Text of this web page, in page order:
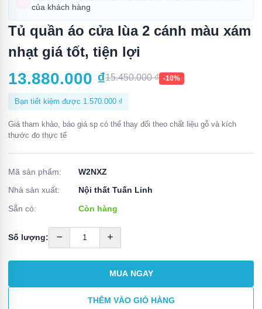
của khách hàng
Tủ quần áo cửa lùa 2 cánh màu xám
nhạt giá tốt, tiện lợi
13.880.000 ₫15.450.000₫ -10%
Bạn tiết kiệm được 1.570.000 ₫
Giá tham khảo, báo giá sp có thể thay đổi theo chất liệu gỗ và kích
thước đo thực tế
Mã sản phẩm:
W2NXZ
Nhà sản xuất:
Nội thất Tuấn Linh
Sẵn có:
Còn hàng
Số lượng:
MUA NGAY
THÊM VÀO GIỎ HÀNG